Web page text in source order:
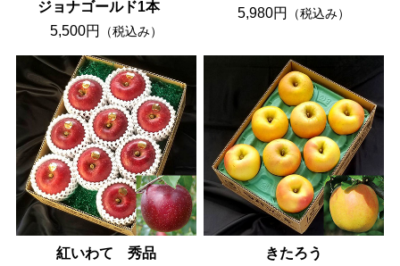
ジョナゴールド1本
5,500円
（税込み）
5,980円 （税込み）
紅いわて 秀品
きたろう